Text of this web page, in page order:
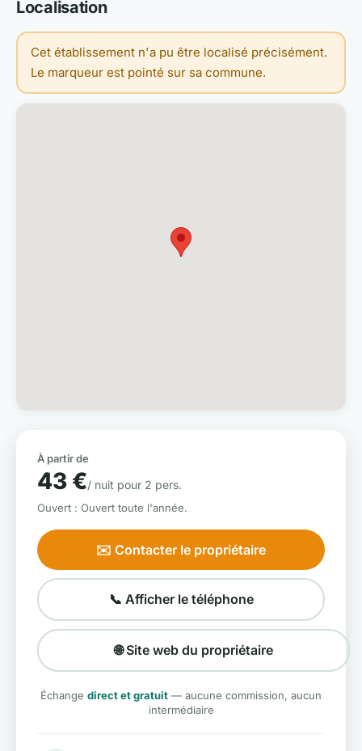
Localisation
Cet établissement n'a pu être localisé précisément.
Le marqueur est pointé sur sa commune.
À partir de
43 €/ nuit pour 2 pers.
Ouvert : Ouvert toute l'année.
✉️ Contacter le propriétaire
📞 Afficher le téléphone
🌐 Site web du propriétaire
Échange direct et gratuit — aucune commission, aucun
intermédiaire